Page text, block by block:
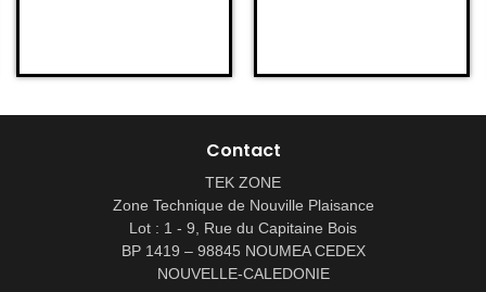
Contact
TEK ZONE
Zone Technique de Nouville Plaisance
Lot : 1 - 9, Rue du Capitaine Bois
BP 1419 – 98845 NOUMEA CEDEX
NOUVELLE-CALEDONIE